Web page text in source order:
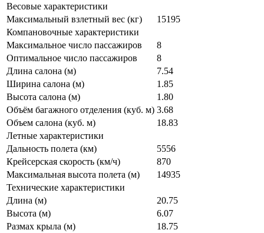
Весовые характеристики
Максимальный взлетный вес (кг)
15195
Компановочные характеристики
Максимальное число пассажиров
8
Оптимальное число пассажиров
8
Длина салона (м)
7.54
Ширина салона (м)
1.85
Высота салона (м)
1.80
Объём багажного отделения (куб. м) 3.68
Объем салона (куб. м)
18.83
Летные характеристики
Дальность полета (км)
5556
Крейсерская скорость (км/ч)
870
Максимальная высота полета (м)
14935
Технические характеристики
Длина (м)
20.75
Высота (м)
6.07
Размах крыла (м)
18.75